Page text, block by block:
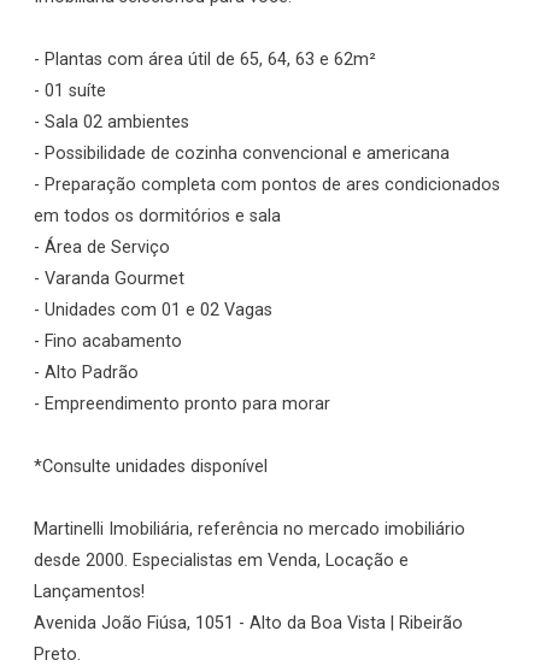
- Plantas com área útil de 65, 64, 63 e 62m²
- 01 suíte
- Sala 02 ambientes
- Possibilidade de cozinha convencional e americana
- Preparação completa com pontos de ares condicionados
em todos os dormitórios e sala
- Área de Serviço
- Varanda Gourmet
- Unidades com 01 e 02 Vagas
- Fino acabamento
- Alto Padrão
- Empreendimento pronto para morar
*Consulte unidades disponível
Martinelli Imobiliária, referência no mercado imobiliário
desde 2000. Especialistas em Venda, Locação e
Lançamentos!
Avenida João Fiúsa, 1051 - Alto da Boa Vista | Ribeirão
Preto.